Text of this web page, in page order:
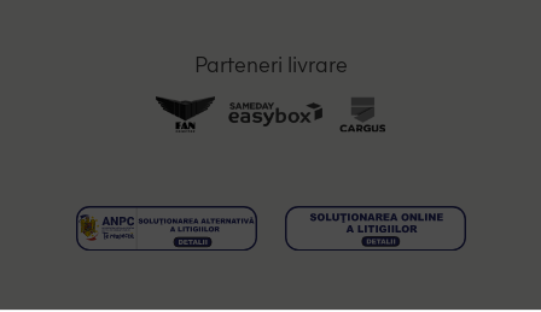
Parteneri livrare